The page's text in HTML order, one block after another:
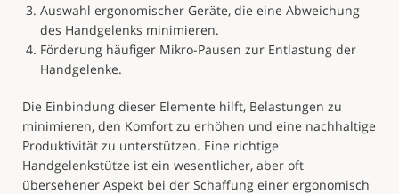
Auswahl ergonomischer Geräte, die eine Abweichung
des Handgelenks minimieren.
Förderung häufiger Mikro-Pausen zur Entlastung der
Handgelenke.
Die Einbindung dieser Elemente hilft, Belastungen zu
minimieren, den Komfort zu erhöhen und eine nachhaltige
Produktivität zu unterstützen. Eine richtige
Handgelenkstütze ist ein wesentlicher, aber oft
übersehener Aspekt bei der Schaffung einer ergonomisch